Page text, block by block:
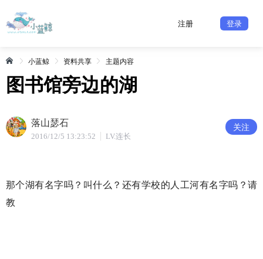
注册 登录
小蓝鲸 资料共享 主题内容
图书馆旁边的湖
落山瑟石
2016/12/5 13:23:52 LV.连长
关注
那个湖有名字吗？叫什么？还有学校的人工河有名字吗？请
教